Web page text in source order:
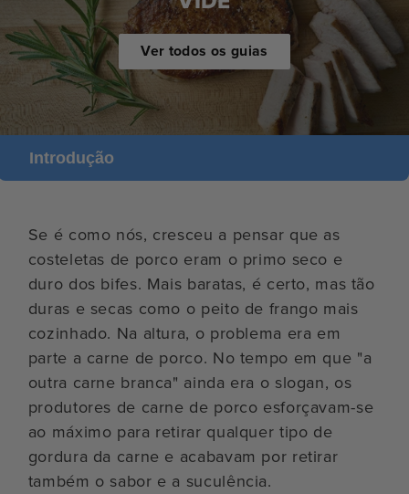
Ver todos os guias
Introdução
Se é como nós, cresceu a pensar que as
costeletas de porco eram o primo seco e
duro dos bifes. Mais baratas, é certo, mas tão
duras e secas como o peito de frango mais
cozinhado. Na altura, o problema era em
parte a carne de porco. No tempo em que "a
outra carne branca" ainda era o slogan, os
produtores de carne de porco esforçavam-se
ao máximo para retirar qualquer tipo de
gordura da carne e acabavam por retirar
também o sabor e a suculência.